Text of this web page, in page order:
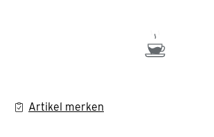
Artikel merken